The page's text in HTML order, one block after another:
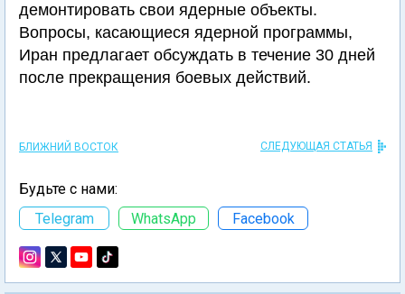
демонтировать свои ядерные объекты.
Вопросы, касающиеся ядерной программы,
Иран предлагает обсуждать в течение 30 дней
после прекращения боевых действий.
БЛИЖНИЙ ВОСТОК СЛЕДУЮЩАЯ СТАТЬЯ
Будьте с нами:
Telegram
WhatsApp Facebook